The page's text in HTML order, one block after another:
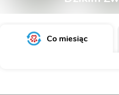
Co miesiąc